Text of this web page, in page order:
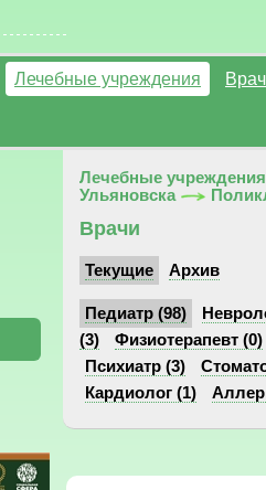
Лечебные учреждения
Лечебные учреждения
Ульяновска
Врачи
Текущие Архив
Педиатр (98)
(3)
Физиотерапевт (0)
Психиатр (3)
Кардиолог (1)